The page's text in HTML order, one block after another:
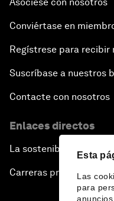
Esta
Las
para
Conviértase en
Regístrese para recibir
Suscríbase a nuestros
Contacte con nosotros
Enlaces directos
La sostenibilidad en el
Carreras profesionales